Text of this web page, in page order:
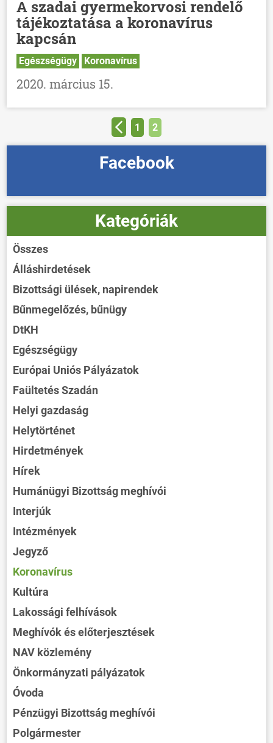
A szadai gyermekorvosi rendelő
tájékoztatása a koronavírus
kapcsán
Egészségügy Koronavírus
2020. március 15.
1 2
Facebook
Kategóriák
Összes
Álláshirdetések
Bizottsági ülések, napirendek
Bűnmegelőzés, bűnügy
DtKH
Egészségügy
Európai Uniós Pályázatok
Faültetés Szadán
Helyi gazdaság
Helytörténet
Hirdetmények
Hírek
Humánügyi Bizottság meghívói
Interjúk
Intézmények
Jegyző
Koronavírus
Kultúra
Lakossági felhívások
Meghívók és előterjesztések
NAV közlemény
Önkormányzati pályázatok
Óvoda
Pénzügyi Bizottság meghívói
Polgármester